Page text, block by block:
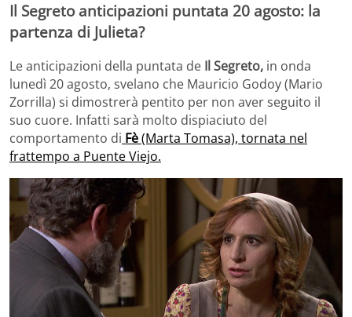
Il Segreto anticipazioni puntata 20 agosto: la
partenza di Julieta?
Le anticipazioni della puntata de Il Segreto, in onda
lunedì 20 agosto, svelano che Mauricio Godoy (Mario
Zorrilla) si dimostrerà pentito per non aver seguito il
suo cuore. Infatti sarà molto dispiaciuto del
comportamento di Fè(Marta Tomasa), tornata nel
frattempo a Puente Viejo.